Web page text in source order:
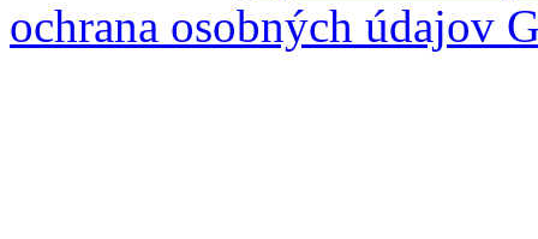
ochrana osobných údajov